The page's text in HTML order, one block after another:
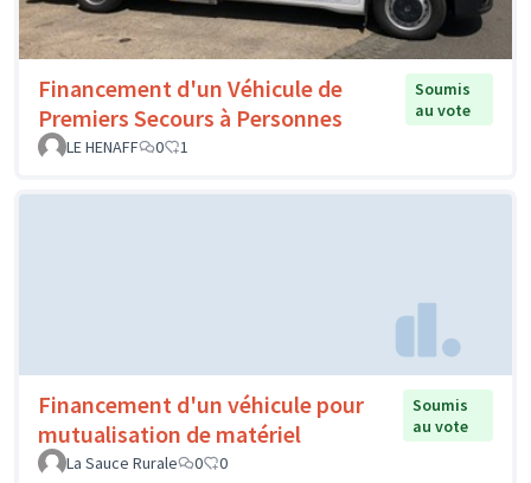
Financement d'un Véhicule de
Premiers Secours à Personnes
Soumis
au vote
LE HENAFF
0 1
Financement d'un véhicule pour
mutualisation de matériel
Soumis
au vote
La Sauce Rurale
0 0